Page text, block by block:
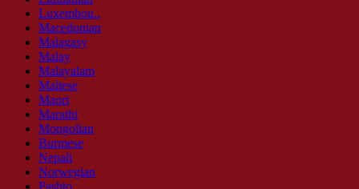
Luxembou..
Macedonian
Malagasy
Malay
Malayalam
Maltese
Maori
Marathi
Mongolian
Burmese
Nepali
Norwegian
Pashto